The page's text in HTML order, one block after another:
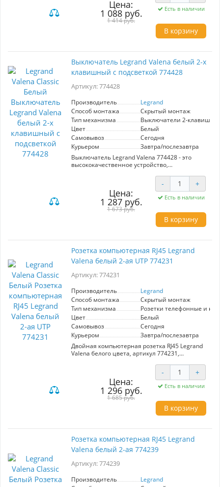
механизм, обеспечивающий удобное
управление освещением. Подсветка клавиши
добавляет комфорт, позволяя легко находить
выключатель в темноте. Продукция Legrand
славится высоким качеством и надежностью,
выбором для современных домов и офисов.
Легкий и эстетичный, он не только выполняет
функцию, но и дополняет общую гармонию
вашего пространства. Выбирайте Legrand
освещения!
Цена:
1 088 руб.
1 414 руб.
Есть в наличии
В корзину
Выключатель Legrand Valena белый 2-х
клавишный с подсветкой 774428
Артикул: 774428
Производитель
Legrand
Способ монтажа
Скрытый монтаж
Тип механизма
Выключатели 2-
Цвет
Белый
Самовывоз
Сегодня
Курьером
Завтра/послезавтра
Выключатель Legrand Valena 774428 - это
высококачественное устройство,
освещением в вашем доме или офисе.
Обладая двумя клавишами, этот выключатель
позволяет контролировать две независимые
световые линии, что делает его идеальным
решением для использования в помещениях с
несколькими источниками света. Стильный
белый цвет гармонично вписывается в любой
аккуратный вид.
Подсветка обеспечивает легкий доступ к
выключателю в темное время суток, что
Проверенный временем механизм от
гарантирует надежность и долговечность в
эксплуатации. Выбор выключателя Legrand
Valena - это инвестиция в качество и
функциональность, которая украсит ваше
пространство и сделает его более
комфортным.
Цена:
1 287 руб.
1 673 руб.
- +
Есть в наличии
В корзину
Розетка компьютерная RJ45 Legrand
Valena белый 2-ая UTP 774231
Артикул: 774231
Производитель
Legrand
Способ монтажа
Скрытый монтаж
Тип механизма
Розетки телефонные и
Цвет
Белый
Самовывоз
Сегодня
Курьером
Завтра/послезавтра
Двойная компьютерная розетка RJ45 Legrand
Valena белого цвета, артикул 774231,
подключения к сети. Поддерживает UTP-
соединения, идеально подходит для офисных
и домашних сетей. Линейка Valena Classic от
Legrand сочетает стильный дизайн и высокую
функциональность.
Цена:
1 296 руб.
1 685 руб.
- +
Есть в наличии
В корзину
Розетка компьютерная RJ45 Legrand
Valena белый 2-ая 774239
Артикул: 774239
Производитель
Legrand